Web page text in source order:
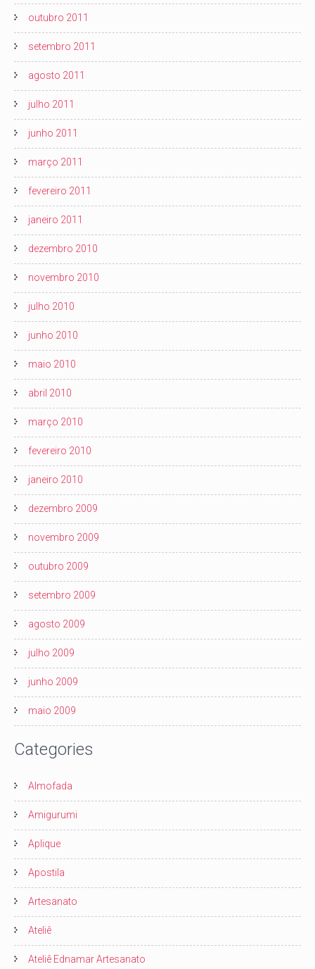
outubro 2011
setembro 2011
agosto 2011
julho 2011
junho 2011
março 2011
fevereiro 2011
janeiro 2011
dezembro 2010
novembro 2010
julho 2010
junho 2010
maio 2010
abril 2010
março 2010
fevereiro 2010
janeiro 2010
dezembro 2009
novembro 2009
outubro 2009
setembro 2009
agosto 2009
julho 2009
junho 2009
maio 2009
Categories
Almofada
Amigurumi
Aplique
Apostila
Artesanato
Ateliê
Ateliê Ednamar Artesanato